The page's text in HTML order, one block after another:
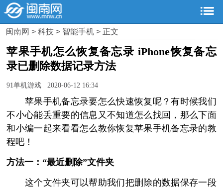
闽南网>科技> 智能手机> 正文
苹果手机怎么恢复备忘录 iPhone恢复备忘
录已删除数据记录方法
91单机游戏 2020-06-12 16:34
苹果手机备忘录要怎么快速恢复呢？有时候我们
不小心能丢重要的信息又不知道怎么找回，那么下面
和小编一起来看看怎么教你恢复苹果手机备忘录的教
程吧！
方法一：“最近删除”文件夹
这个文件夹可以帮助我们把删除的数据保存一段